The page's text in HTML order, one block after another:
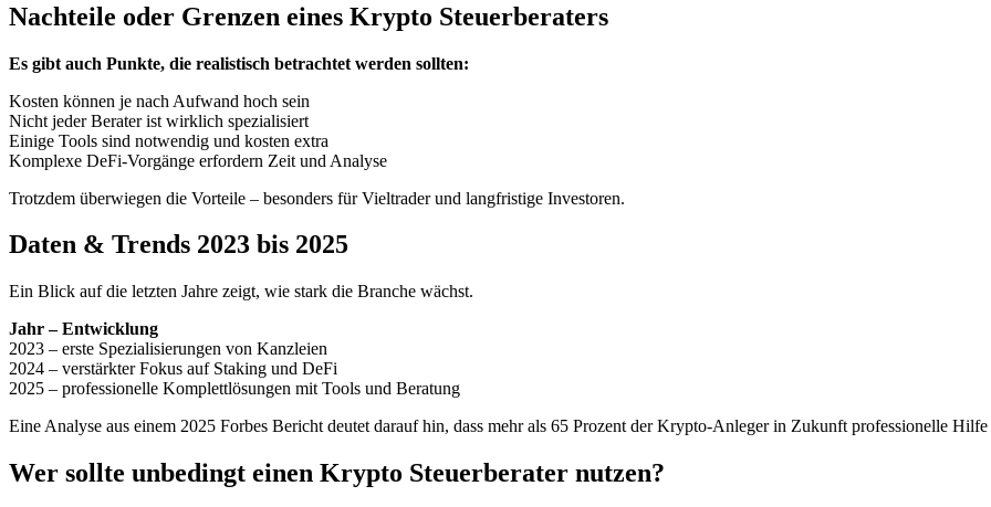
Nachteile oder Grenzen eines Krypto Steuerberaters
Es gibt auch Punkte, die realistisch betrachtet werden sollten:
Kosten können je nach Aufwand hoch sein
Nicht jeder Berater ist wirklich spezialisiert
Einige Tools sind notwendig und kosten extra
Komplexe DeFi-Vorgänge erfordern Zeit und Analyse
Trotzdem überwiegen die Vorteile – besonders für Vieltrader und langfristige Investoren.
Daten & Trends 2023 bis 2025
Ein Blick auf die letzten Jahre zeigt, wie stark die Branche wächst.
Jahr – Entwicklung
2023 – erste Spezialisierungen von Kanzleien
2024 – verstärkter Fokus auf Staking und DeFi
2025 – professionelle Komplettlösungen mit Tools und Beratung
Eine Analyse aus einem 2025 Forbes Bericht deutet darauf hin, dass mehr als 65 Prozent der Krypto-Anleger in Zukunft professionelle
Wer sollte unbedingt einen Krypto Steuerberater nutzen?